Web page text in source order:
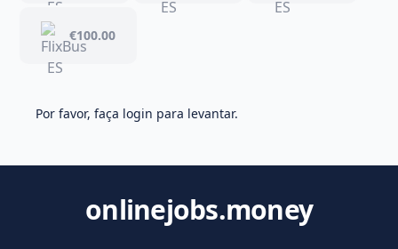
€100.00
Por favor, faça login para levantar.
onlinejobs.money